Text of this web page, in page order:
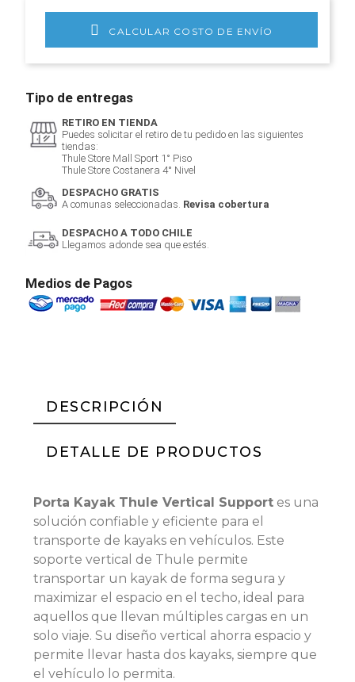
CALCULAR COSTO DE ENVÍO
Tipo de entregas
RETIRO EN TIENDA
Puedes solicitar el retiro de tu pedido en las siguientes
tiendas:
Thule Store Mall Sport 1° Piso
Thule Store Costanera 4° Nivel
DESPACHO GRATIS
A comunas seleccionadas. Revisa cobertura
DESPACHO A TODO CHILE
Llegamos adonde sea que estés.
Medios de Pagos
DESCRIPCIÓN
DETALLE DE PRODUCTOS
Porta Kayak Thule Vertical Support es una
solución confiable y eficiente para el
transporte de kayaks en vehículos. Este
soporte vertical de Thule permite
transportar un kayak de forma segura y
maximizar el espacio en el techo, ideal para
aquellos que llevan múltiples cargas en un
solo viaje. Su diseño vertical ahorra espacio y
permite llevar hasta dos kayaks, siempre que
el vehículo lo permita.